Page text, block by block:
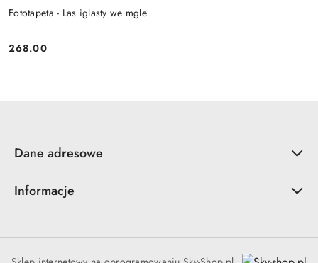
Fototapeta - Las iglasty we mgle
Cena:
268.00
Dane adresowe
Informacje